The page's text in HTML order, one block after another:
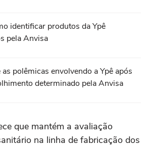
identificar produtos da Ypê
pela Anvisa
as polêmicas envolvendo a Ypê após
determinado pela Anvisa
que mantém a avaliação
na linha de fabricação dos